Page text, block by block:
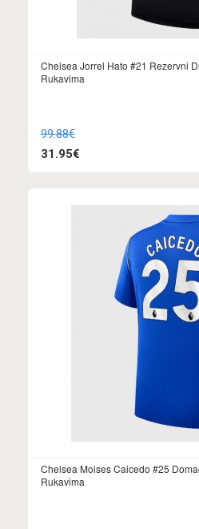
Chelsea Jorrel Hato #21 Rezervni
Rukavima
99.88€
31.95€
Chelsea Moises Caicedo #25
Rukavima